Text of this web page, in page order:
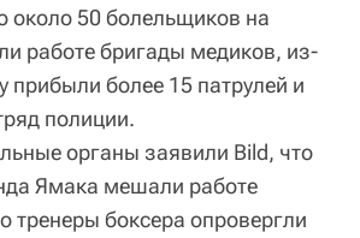
около 50 болельщиков на
работе бригады медиков, из-
прибыли более 15 патрулей и
полиции.
органы заявили Bild, что
Ямака мешали работе
тренеры боксера опровергли